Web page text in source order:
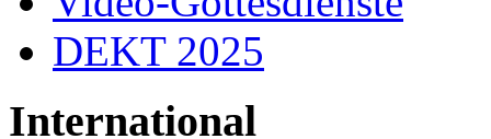
DEKT 2025
International